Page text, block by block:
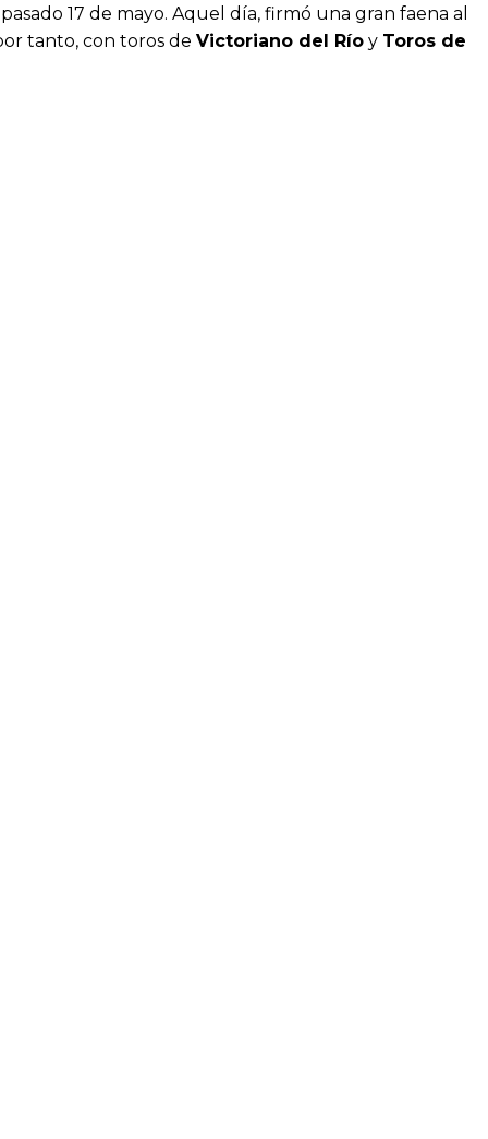
17 de mayo. Aquel día, firmó una gran faena al
tanto, con toros de Victoriano del Río y Toros de